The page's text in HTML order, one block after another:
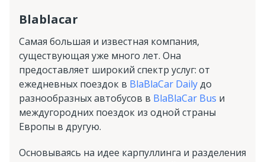
Blablacar
Самая большая и известная компания,
существующая уже много лет. Она
предоставляет широкий спектр услуг: от
ежедневных поездок в BlaBlaCar Dailyдо
разнообразных автобусов в BlaBlaCar Bus и
междугородних поездок из одной страны
Европы в другую.
Основываясь на идее карпуллинга и разделения